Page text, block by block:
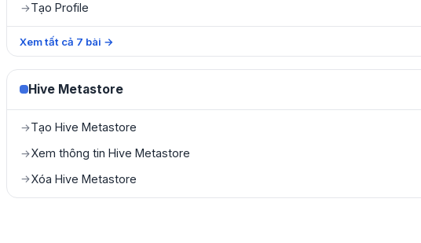
→Tạo Profile
Xem tất cả 7 bài →
Hive Metastore
→Tạo Hive Metastore
→Xem thông tin Hive Metastore
→Xóa Hive Metastore